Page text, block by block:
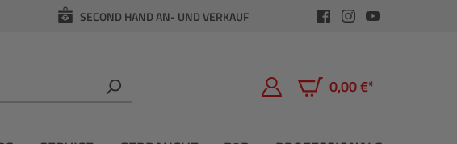
SECOND HAND AN- UND VERKAUF
0,00 €*
Warenkorb enthält 0